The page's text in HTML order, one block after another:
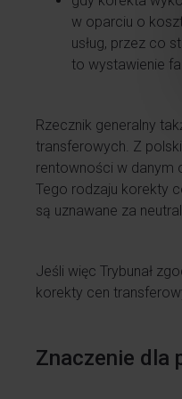
w oparciu o
usług, przez co
to wystawienie
Rzecznik generalny
transferowych. Z
rentowności w danym
Tego rodzaju korekty
są uznawane za
Jeśli więc Trybunał
korekty cen
Znaczenie dla